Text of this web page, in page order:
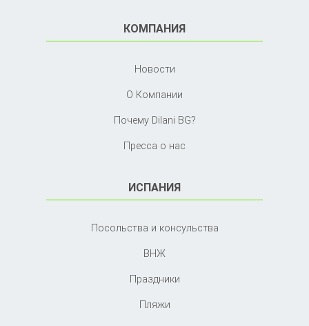
КОМПАНИЯ
Новости
О Компании
Почему Dilani BG?
Пресса о нас
ИСПАНИЯ
Посольства и консульства
ВНЖ
Праздники
Пляжи